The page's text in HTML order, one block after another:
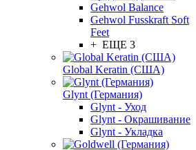
Gehwol Balance
Gehwol Fusskraft Soft
Feet
+ ЕЩЕ 3
Global Keratin (США)
Glynt (Германия)
Glynt - Уход
Glynt - Окрашивание
Glynt - Укладка